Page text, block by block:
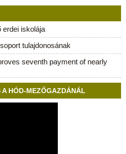
erdei iskolája
tulajdonosának
seventh payment of nearly
HÓD-MEZŐGAZDÁNÁL